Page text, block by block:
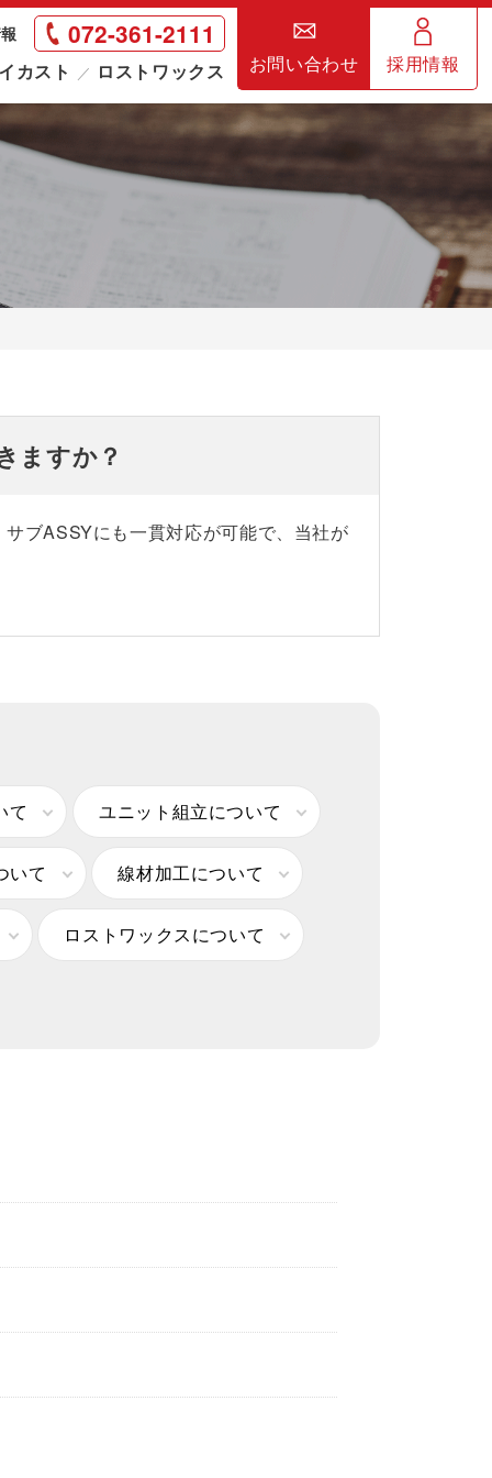
072-361-2111
カスト ロストワックス お問い合わせ 採用情報
ますか？
ブASSYにも一貫対応が可能で、当社が
て ユニット組立について
いて 線材加工について
ロストワックスについて